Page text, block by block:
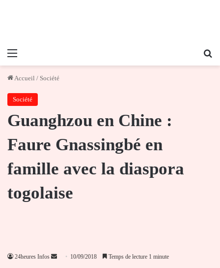
Menu
Accueil / Société
Société
Guanghzou en Chine :
Faure Gnassingbé en
famille avec la diaspora
togolaise
24heures Infos
Envoyer10/09/2018 Temps de lecture 1 minute